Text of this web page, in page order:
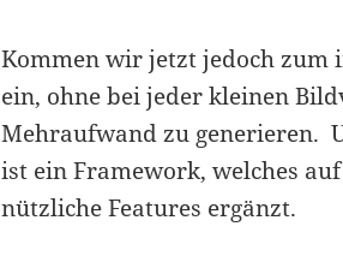
Kommen wir jetzt jedoch zum
ein, ohne bei jeder kleinen
Mehraufwand zu generieren.
ist ein Framework, welches auf
nützliche Features ergänzt.